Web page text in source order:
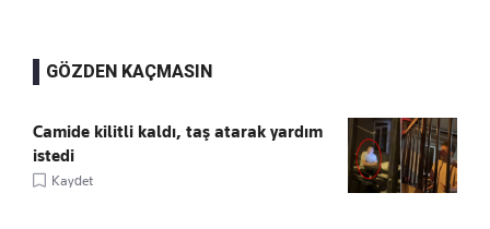
GÖZDEN KAÇMASIN
Camide kilitli kaldı, taş atarak yardım
istedi
Kaydet